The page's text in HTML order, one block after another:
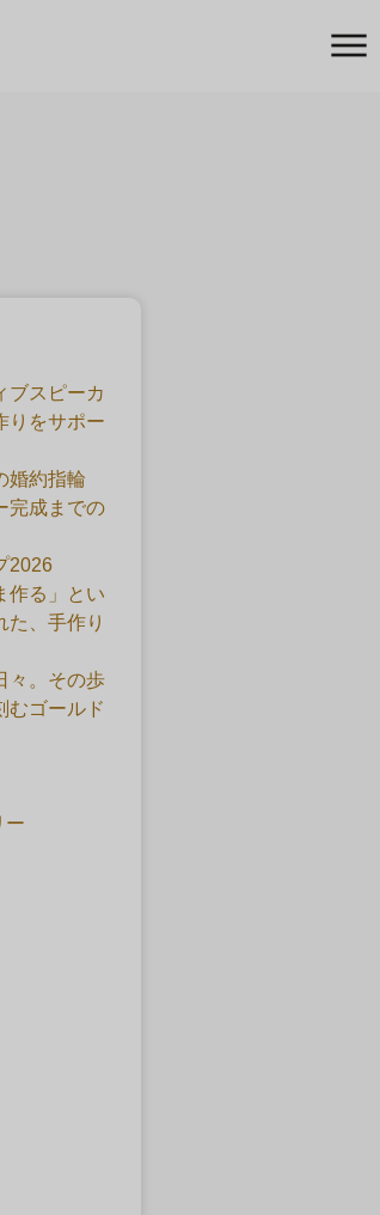
ブスピーカ
りをサポー
婚約指輪
完成までの
2026
作る」とい
た、手作り
々。その歩
むゴールド
ー